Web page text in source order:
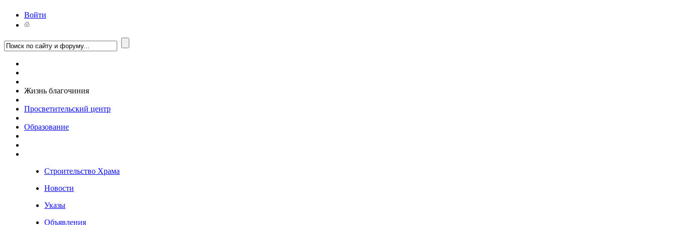
Войти
Жизнь благочиния
Просветительский центр
Образование
Строительство Храма
Новости
Указы
Объявления